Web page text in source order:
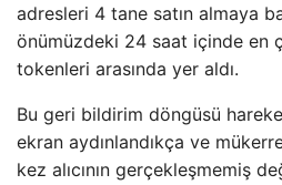
adresleri 4 tane satın almaya
önümüzdeki 24 saat içinde en
tokenleri arasında yer aldı.
Bu geri bildirim döngüsü
ekran aydınlandıkça ve
kez alıcının gerçekleşmemiş